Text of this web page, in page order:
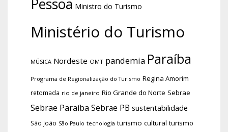
Pessoa Ministro do Turismo
Ministério do Turismo
MÚSICA Nordeste OMT pandemia Paraíba
Programa de Regionalização do Turismo Regina Amorim
retomada rio de janeiro Rio Grande do Norte Sebrae
Sebrae Paraíba Sebrae PB sustentabilidade
São João São Paulo tecnologia turismo cultural turismo